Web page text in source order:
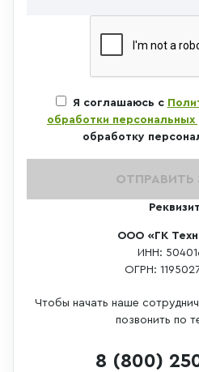
ООО «ГК
ИНН:
ОГРН:
Чтобы начать наше
позвонить по
8 (800)
Я соглашаюсь с
обработки персональных
обработку
ОТПРАВИТЬ